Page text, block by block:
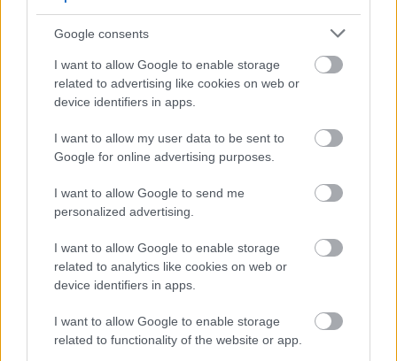
Google consents
I want to allow Google to enable storage
related to advertising like cookies on web or
device identifiers in apps.
I want to allow my user data to be sent to
Google for online advertising purposes.
I want to allow Google to send me
personalized advertising.
I want to allow Google to enable storage
related to analytics like cookies on web or
device identifiers in apps.
I want to allow Google to enable storage
related to functionality of the website or app.
Szólj hozzá!